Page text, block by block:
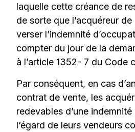
laquelle cette créance de
de sorte que l’acquéreur
verser l’indemnité
compter du jour de la
à l’article 1352- 7 du Code
Par conséquent, en cas
contrat de vente, les
redevables d’une
l’égard de leurs vendeurs